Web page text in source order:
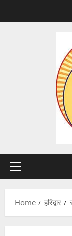
Primary
Home हरिद्वार